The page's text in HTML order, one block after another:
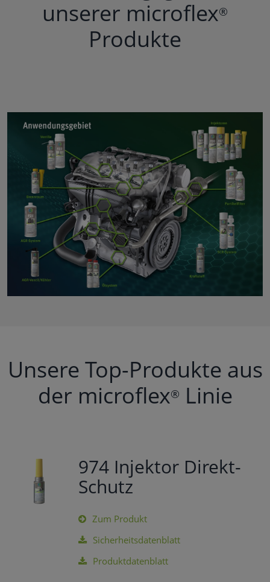
unserer microflex®
Produkte
Unsere Top-Produkte aus
der microflex® Linie
974 Injektor Direkt-
Schutz
Zum Produkt
Sicherheitsdatenblatt
Produktdatenblatt